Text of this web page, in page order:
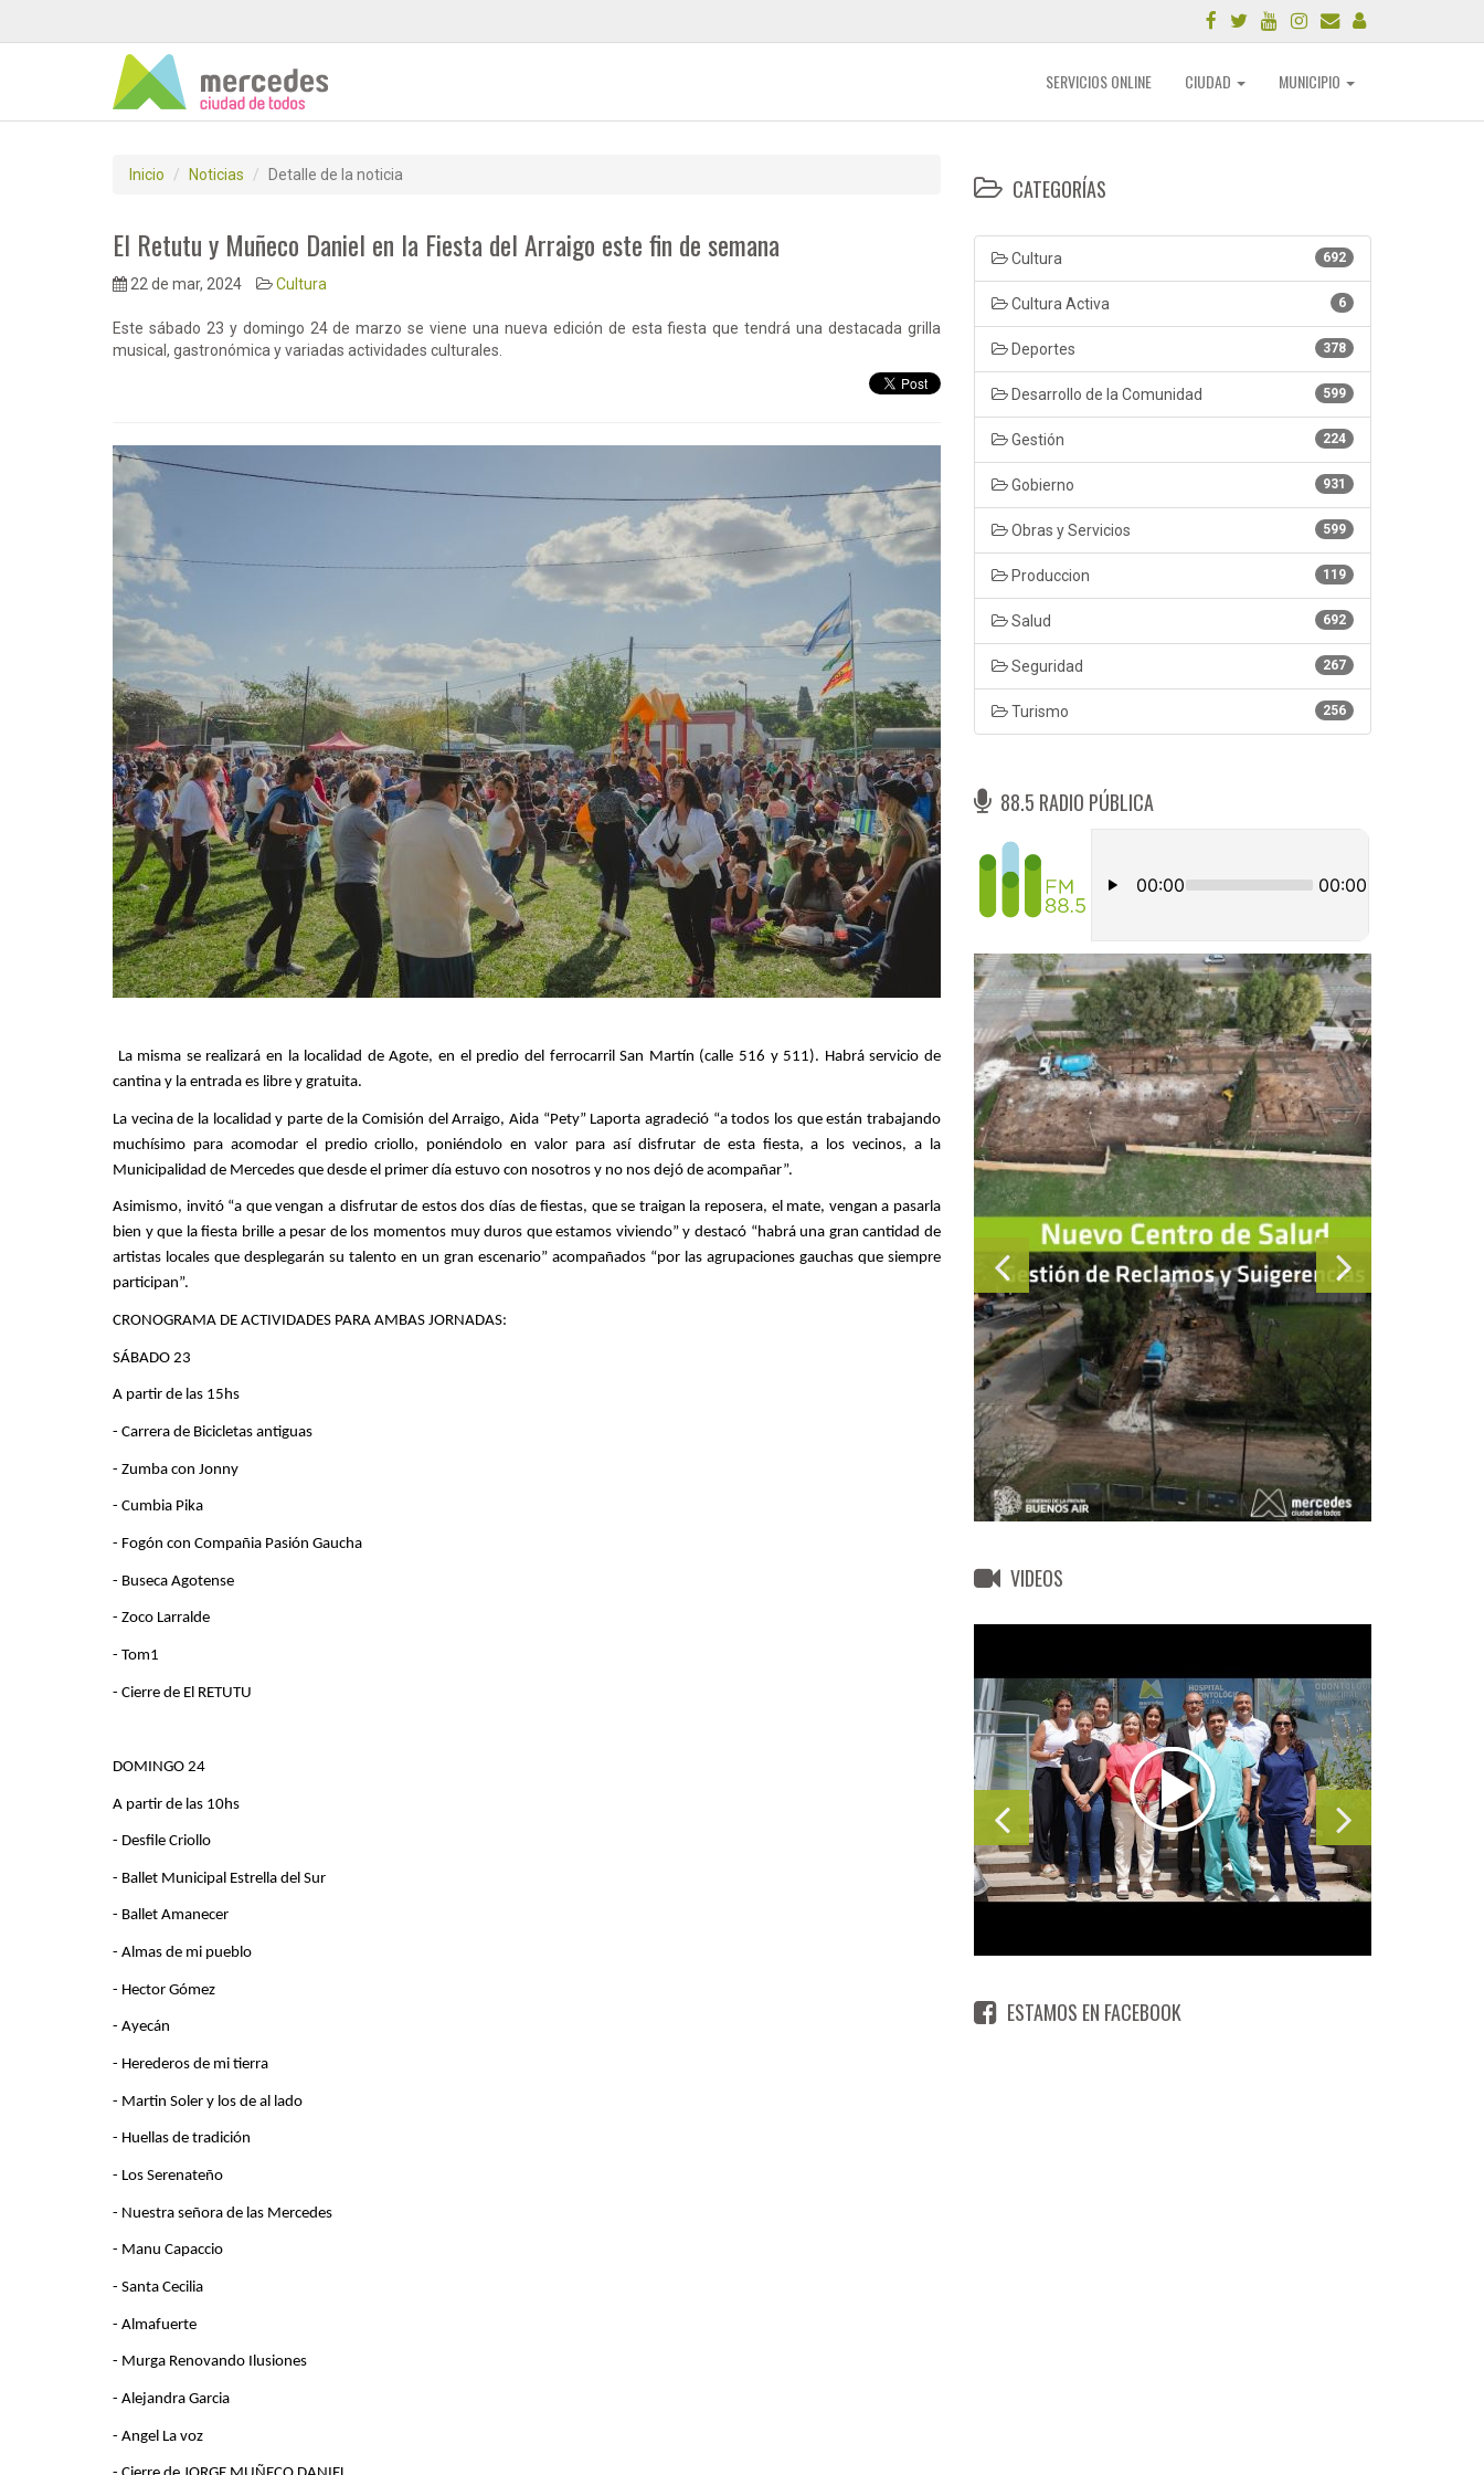
SERVICIOS ONLINE CIUDAD MUNICIPIO
Inicio Noticias Detalle de la noticia
El Retutu y Muñeco Daniel en la Fiesta del Arraigo este fin de semana
22 de mar, 2024 Cultura
Este sábado 23 y domingo 24 de marzo se viene una nueva edición de esta fiesta que tendrá una destacada grilla
musical, gastronómica y variadas actividades culturales.
La misma se realizará en la localidad de Agote, en el predio del ferrocarril San Martín (calle 516 y 511). Habrá servicio de
cantina y la entrada es libre y gratuita.
La vecina de la localidad y parte de la Comisión del Arraigo, Aida “Pety” Laporta agradeció “a todos los que están trabajando
muchísimo para acomodar el predio criollo, poniéndolo en valor para así disfrutar de esta fiesta, a los vecinos, a la
Municipalidad de Mercedes que desde el primer día estuvo con nosotros y no nos dejó de acompañar”.
Asimismo, invitó “a que vengan a disfrutar de estos dos días de fiestas, que se traigan la reposera, el mate, vengan a pasarla
bien y que la fiesta brille a pesar de los momentos muy duros que estamos viviendo” y destacó “habrá una gran cantidad de
artistas locales que desplegarán su talento en un gran escenario” acompañados “por las agrupaciones gauchas que siempre
participan”.
CRONOGRAMA DE ACTIVIDADES PARA AMBAS JORNADAS:
SÁBADO 23
A partir de las 15hs
- Carrera de Bicicletas antiguas
- Zumba con Jonny
- Cumbia Pika
- Fogón con Compañia Pasión Gaucha
- Buseca Agotense
- Zoco Larralde
- Tom1
- Cierre de El RETUTU
DOMINGO 24
A partir de las 10hs
- Desfile Criollo
- Ballet Municipal Estrella del Sur
- Ballet Amanecer
- Almas de mi pueblo
- Hector Gómez
- Ayecán
- Herederos de mi tierra
- Martin Soler y los de al lado
- Huellas de tradición
- Los Serenateño
- Nuestra señora de las Mercedes
- Manu Capaccio
- Santa Cecilia
- Almafuerte
- Murga Renovando Ilusiones
- Alejandra Garcia
- Angel La voz
CATEGORÍAS
692
Cultura
6
Cultura Activa
378
Deportes
599
Desarrollo de la Comunidad
224
Gestión
931
Gobierno
599
Obras y Servicios
119
Produccion
692
Salud
267
Seguridad
256
Turismo
88.5 RADIO PÚBLICA
VIDEOS
ESTAMOS EN FACEBOOK